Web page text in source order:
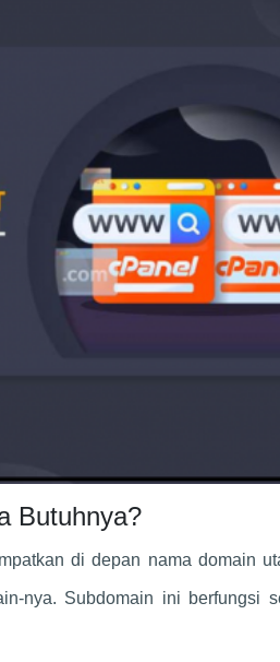
Butuhnya?
di depan nama domain
nya. Subdomain ini berfungsi